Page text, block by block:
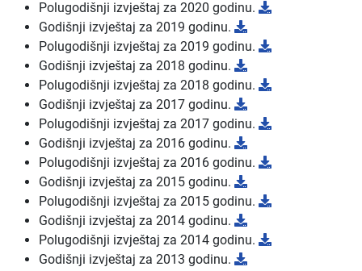
Polugodišnji izvještaj za 2020 godinu.
Godišnji izvještaj za 2019 godinu.
Polugodišnji izvještaj za 2019 godinu.
Godišnji izvještaj za 2018 godinu.
Polugodišnji izvještaj za 2018 godinu.
Godišnji izvještaj za 2017 godinu.
Polugodišnji izvještaj za 2017 godinu.
Godišnji izvještaj za 2016 godinu.
Polugodišnji izvještaj za 2016 godinu.
Godišnji izvještaj za 2015 godinu.
Polugodišnji izvještaj za 2015 godinu.
Godišnji izvještaj za 2014 godinu.
Polugodišnji izvještaj za 2014 godinu.
Godišnji izvještaj za 2013 godinu.